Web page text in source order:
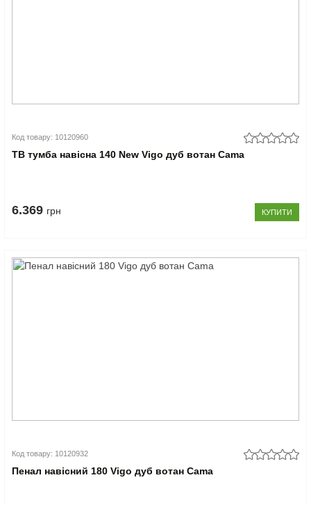
Код товару: 10120960
ТВ тумба навісна 140 New Vigo дуб вотан Cama
6.369 грн КУПИТИ
Код товару: 10120932
Пенал навісний 180 Vigo дуб вотан Cama